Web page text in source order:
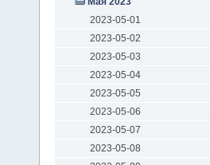
2023-05-01
2023-05-02
2023-05-03
2023-05-04
2023-05-05
2023-05-06
2023-05-07
2023-05-08